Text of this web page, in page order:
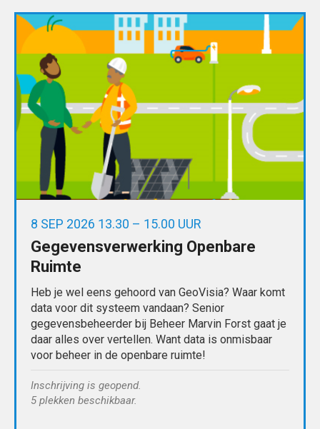
8 SEP 2026 13.30 – 15.00 UUR
Gegevensverwerking Openbare
Ruimte
Heb je wel eens gehoord van GeoVisia? Waar komt
data voor dit systeem vandaan? Senior
gegevensbeheerder bij Beheer Marvin Forst gaat je
daar alles over vertellen. Want data is onmisbaar
voor beheer in de openbare ruimte!
Inschrijving is geopend.
5 plekken beschikbaar.